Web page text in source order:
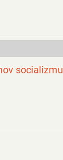
socializmu